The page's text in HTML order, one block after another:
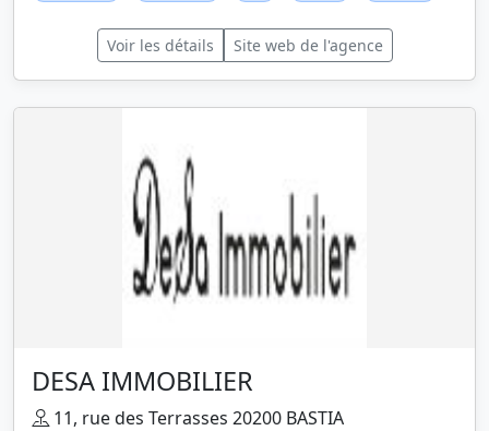
Voir les détails Site web de l'agence
DESA IMMOBILIER
11, rue des Terrasses 20200 BASTIA